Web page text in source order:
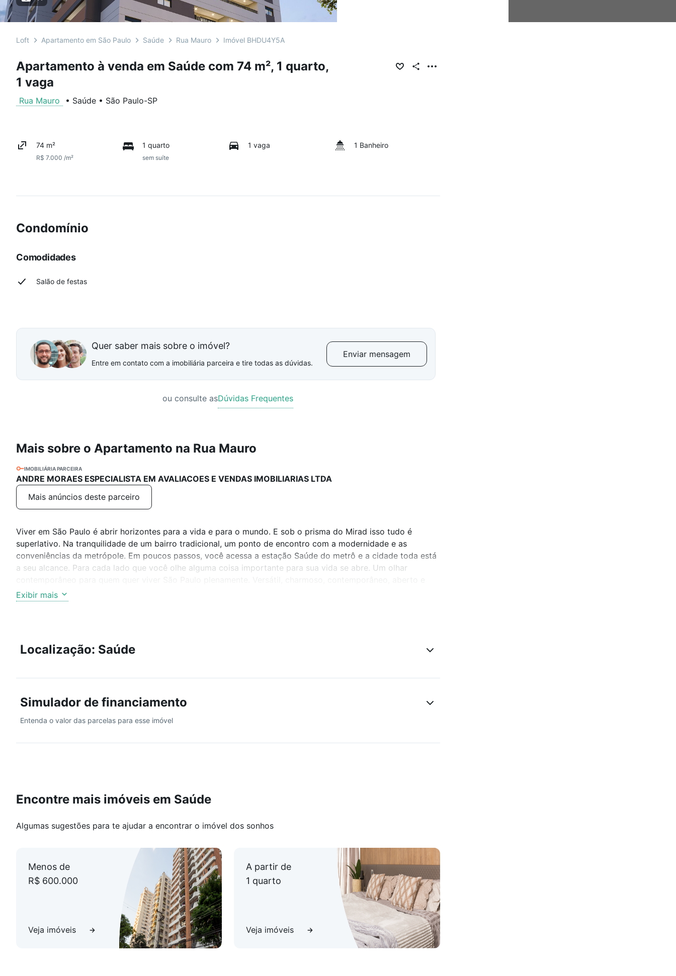
Loft Apartamento em São Paulo Saúde Rua Mauro Imóvel BHDU4Y5A
Apartamento à venda em Saúde com 74 m², 1 quarto,
1 vaga
Rua Mauro • Saúde • São Paulo-SP
74 m²
R$ 7.000 /m²
1 quarto
sem suíte
1 vaga 1 Banheiro
Condomínio
Comodidades
Salão de festas
Quer saber mais sobre o imóvel?
Entre em contato com a imobiliária parceira e tire todas as dúvidas.
Enviar mensagem
ou consulte asDúvidas Frequentes
Mais sobre o Apartamento na Rua Mauro
IMOBILIÁRIA PARCEIRA
ANDRE MORAES ESPECIALISTA EM AVALIACOES E VENDAS IMOBILIARIAS LTDA
Mais anúncios deste parceiro
Viver em São Paulo é abrir horizontes para a vida e para o mundo. E sob o prisma do Mirad isso tudo é
superlativo. Na tranquilidade de um bairro tradicional, um ponto de encontro com a modernidade e as
conveniências da metrópole. Em poucos passos, você acessa a estação Saúde do metrô e a cidade toda está
a seu alcance. Para cada lado que você olhe alguma coisa importante para sua vida se abre. Um olhar
para todos os tamanhos de família. E a vista? É de tirar o fôlego. A piscina no rooftop traz uma visão única da
região. E as outras opções de lazer completam o pacote de delicadezas e necessidades. Um sonho para viver.
Exibir mais
Localização: Saúde
Simulador de financiamento
Entenda o valor das parcelas para esse imóvel
Encontre mais imóveis em Saúde
Algumas sugestões para te ajudar a encontrar o imóvel dos sonhos
Menos de
R$ 600.000
Veja imóveis
A partir de
1 quarto
Veja imóveis